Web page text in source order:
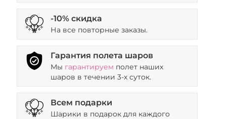
-10% скидка
На все повторные заказы.
Гарантия полета шаров
Мы гарантируем полет наших
шаров в течении 3-х суток.
Всем подарки
Шарики в подарок для каждого